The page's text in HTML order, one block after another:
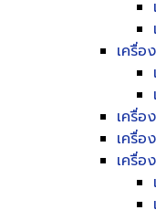
เครื่อ
เครื่อ
เครื่อ
เครื่อ